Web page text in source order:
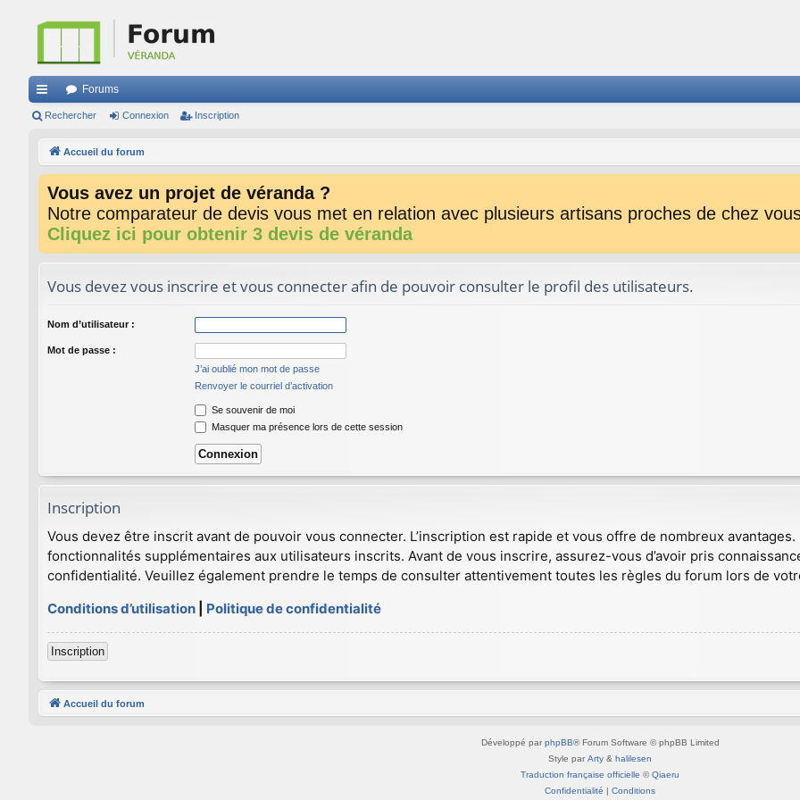
ac
Forums
Rechercher Connexion Inscription
Accueil du forum
Vous avez un projet de véranda ?
Notre comparateur de devis vous met en relation avec plusieurs artisans proches de chez
Cliquez ici pour obtenir 3 devis de véranda
Vous devez vous inscrire et vous connecter afin de pouvoir consulter le profil des utilisateurs.
Nom d’utilisateur :
Mot de passe :
J’ai oublié mon mot de passe
Renvoyer le courriel d’activation
Se souvenir de moi
Masquer ma présence lors de cette session
Inscription
Vous devez être inscrit avant de pouvoir vous connecter. L’inscription est rapide et vous offre de nombreux
fonctionnalités supplémentaires aux utilisateurs inscrits. Avant de vous inscrire, assurez-vous d’avoir pris
confidentialité. Veuillez également prendre le temps de consulter attentivement toutes les règles du forum lors de
Conditions d’utilisation
Politique de confidentialité
Inscription
Accueil du forum
Développé par phpBB® Forum Software © phpBB Limited
Style par Arty & halilesen
Traduction française officielle ©Qiaeru
Confidentialité | Conditions